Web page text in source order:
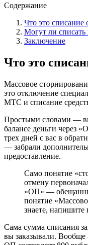
Содержание
Что это списание
Могут ли
Заключение
Что это
Массовое
это отключение
МТС и списание
Простыми словами —
балансе деньги через
трех дней с вас в
— забрали
предоставление.
Само понятие
отмену
«ОП» —
понятие
знаете, напишите
Сама сумма списания
вы заказывали.